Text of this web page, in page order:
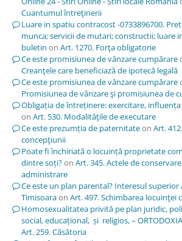
Cuantumul întreţinerii
Luare in spatiu contracost -0733896700.
munca; servicii de mutari; constructii; luare
buletin on Art. 1270. Forţa obligatorie
Ce este promisiunea de vânzare cumpărare
Creanţele care beneficiază de ipotecă legală
Ce este promisiunea de vânzare cumpărare
Promisiunea de vânzare şi promisiunea de
Obligația de întreținere: exercitare,
on Art. 530. Modalităţile de executare
Ce este prezumția de paternitateon Art.
concepţiunii
Poate fi închiriată o locuință proprietate
dintre soți?on Art. 345. Actele de
administrare
Ce este un plan parental? Interesul superior
Timisoaraon Art. 497. Schimbarea locuinţei
Homosexualitatea privită pe plan juridic,
social, educațional, și religios, –
Art. 259. Căsătoria